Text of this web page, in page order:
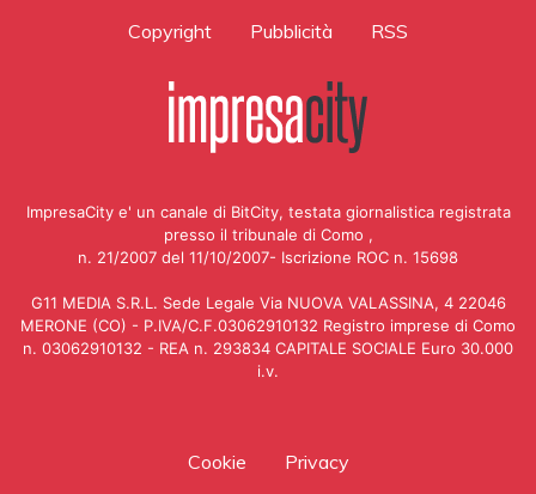
Copyright Pubblicità RSS
ImpresaCity e' un canale di BitCity, testata giornalistica registrata
presso il tribunale di Como ,
n. 21/2007 del 11/10/2007- Iscrizione ROC n. 15698
G11 MEDIA S.R.L. Sede Legale Via NUOVA VALASSINA, 4 22046
MERONE (CO) - P.IVA/C.F.03062910132 Registro imprese di Como
n. 03062910132 - REA n. 293834 CAPITALE SOCIALE Euro 30.000
i.v.
Cookie Privacy